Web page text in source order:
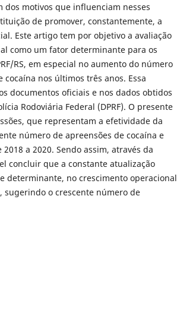
dos motivos que influenciam nesses
de promover, constantemente, a
Este artigo tem por objetivo a avaliação
como um fator determinante para os
RS, em especial no aumento do número
cocaína nos últimos três anos. Essa
documentos oficiais e nos dados obtidos
Rodoviária Federal (DPRF). O presente
que representam a efetividade da
número de apreensões de cocaína e
a 2020. Sendo assim, através da
concluir que a constante atualização
determinante, no crescimento operacional
sugerindo o crescente número de